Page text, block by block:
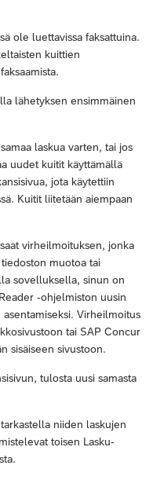
ole luettavissa faksattuina.
kuittien
lähetyksen ensimmäinen
laskua varten, tai jos
uudet kuitit käyttämällä
jota käytettiin
Kuitit liitetään aiempaan
virheilmoituksen, jonka
muotoa tai
sovelluksella, sinun on
-ohjelmiston uusin
Virheilmoitus
tai SAP Concur
sisäiseen sivustoon.
tulosta uusi samasta
niiden laskujen
toisen Lasku-